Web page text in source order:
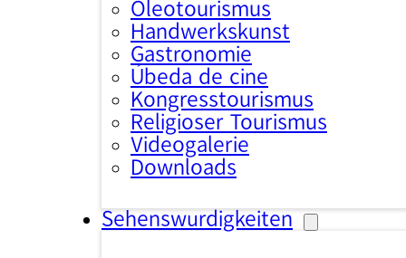
Oleotourismus
Handwerkskunst
Gastronomie
Úbeda de cine
Kongresstourismus
Religiöser Tourismus
Videogalerie
Downloads
Sehenswürdigkeiten